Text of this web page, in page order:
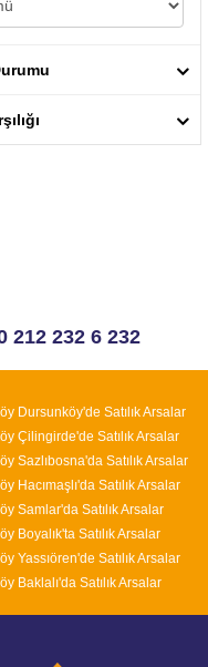
212 232 6 232
Dursunköy'de Satılık Arsalar
Çilingirde'de Satılık Arsalar
Sazlıbosna'da Satılık Arsalar
Hacımaşlı'da Satılık Arsalar
Samlar'da Satılık Arsalar
Boyalık'ta Satılık Arsalar
Yassıören'de Satılık Arsalar
Baklalı'da Satılık Arsalar